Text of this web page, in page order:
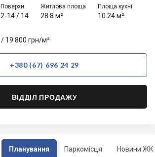
Планування Паркомісця Новини ЖК
Поверхи
2-14/ 14
Житлова площа
28.8 м²
Площа кухні
10.24 м²
/ 19 800 грн/м²
+380 (67) 696 24 29
ВІДДІЛ ПРОДАЖУ